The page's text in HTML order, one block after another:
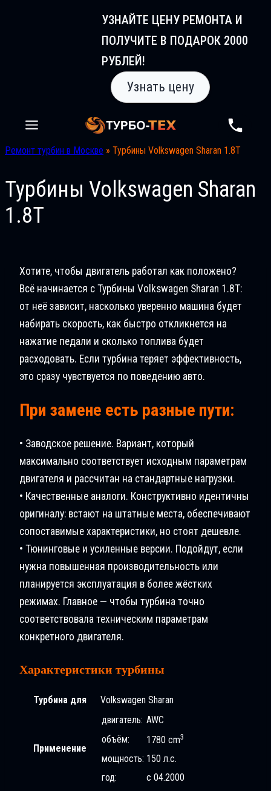
УЗНАЙТЕ ЦЕНУ РЕМОНТА И
ПОЛУЧИТЕ В ПОДАРОК 2000
РУБЛЕЙ!
Узнать цену
Ремонт турбин в Москве » Турбины Volkswagen Sharan 1.8T
Турбины Volkswagen Sharan
1.8T
Хотите, чтобы двигатель работал как положено?
Всё начинается с Турбины Volkswagen Sharan 1.8T:
от неё зависит, насколько уверенно машина будет
набирать скорость, как быстро откликнется на
нажатие педали и сколько топлива будет
расходовать. Если турбина теряет эффективность,
это сразу чувствуется по поведению авто.
При замене есть разные пути:
• Заводское решение. Вариант, который
максимально соответствует исходным параметрам
двигателя и рассчитан на стандартные нагрузки.
• Качественные аналоги. Конструктивно идентичны
оригиналу: встают на штатные места, обеспечивают
сопоставимые характеристики, но стоят дешевле.
• Тюнинговые и усиленные версии. Подойдут, если
нужна повышенная производительность или
планируется эксплуатация в более жёстких
режимах. Главное — чтобы турбина точно
соответствовала техническим параметрам
конкретного двигателя.
Характеристики турбины
Турбина для Volkswagen Sharan
Применение
двигатель: AWC
объём:
1780 cm3
мощность: 150 л.с.
год:
с 04.2000